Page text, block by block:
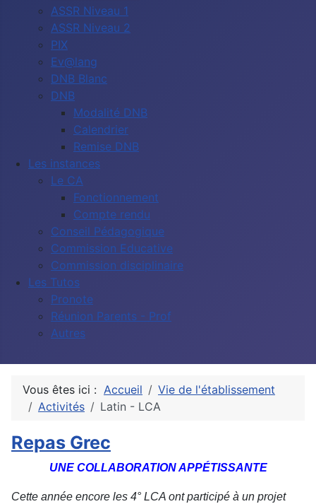
ASSR Niveau 1
ASSR Niveau 2
PIX
Ev@lang
DNB Blanc
DNB
Modalité DNB
Calendrier
Remise DNB
Les instances
Le CA
Fonctionnement
Compte rendu
Conseil Pédagogique
Commission Educative
Commission disciplinaire
Les Tutos
Pronote
Réunion Parents - Prof
Autres
Vous êtes ici : Accueil
Vie de l'établissement
Activités
Latin - LCA
Repas Grec
UNE COLLABORATION APPÉTISSANTE
Cette année encore les 4° LCA ont participé à un projet